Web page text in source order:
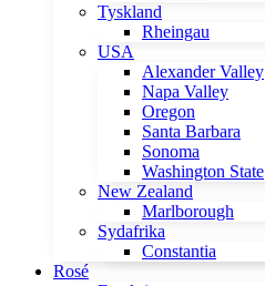
Tyskland
Rheingau
USA
Alexander Valley
Napa Valley
Oregon
Santa Barbara
Sonoma
Washington State
New Zealand
Marlborough
Sydafrika
Constantia
Rosé